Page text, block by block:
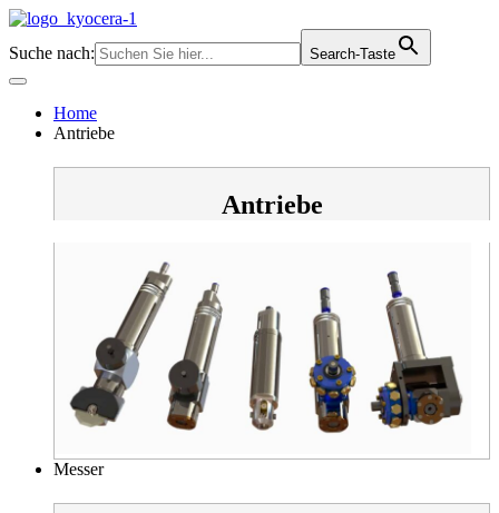
Zum
springen
Suche nach: Search-Taste
Home
Antriebe
Antriebe
Messer